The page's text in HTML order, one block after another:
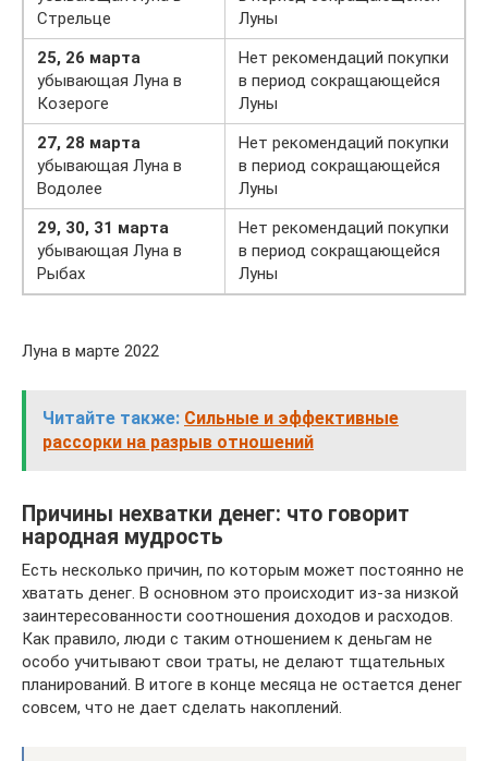
Стрельце
Луны
25, 26 марта
убывающая Луна в
Козероге
Нет рекомендаций покупки
в период сокращающейся
Луны
27, 28 марта
убывающая Луна в
Водолее
Нет рекомендаций покупки
в период сокращающейся
Луны
29, 30, 31 марта
убывающая Луна в
Рыбах
Нет рекомендаций покупки
в период сокращающейся
Луны
Луна в марте 2022
Читайте также: Сильные и эффективные
рассорки на разрыв отношений
Причины нехватки денег: что говорит
народная мудрость
Есть несколько причин, по которым может постоянно не
хватать денег. В основном это происходит из-за низкой
заинтересованности соотношения доходов и расходов.
Как правило, люди с таким отношением к деньгам не
особо учитывают свои траты, не делают тщательных
планирований. В итоге в конце месяца не остается денег
совсем, что не дает сделать накоплений.